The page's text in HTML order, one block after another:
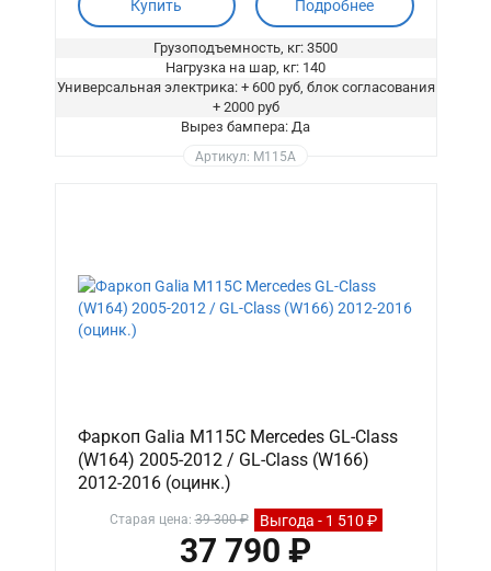
Купить Подробнее
Грузоподъемность, кг: 3500
Нагрузка на шар, кг: 140
Универсальная электрика: + 600 руб, блок согласования
+ 2000 руб
Вырез бампера: Да
Артикул: M115A
Фаркоп Galia M115C Mercedes GL-Class
(W164) 2005-2012 / GL-Class (W166)
2012-2016 (оцинк.)
Старая цена:39 300 ₽ Выгода - 1 510 ₽
37 790 ₽